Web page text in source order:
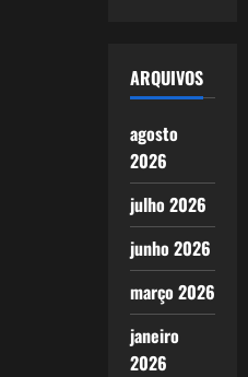
ARQUIVOS
agosto
2026
julho 2026
junho 2026
março 2026
janeiro
2026